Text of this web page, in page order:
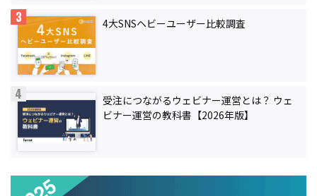
4大SNSヘビーユーザー比較調査
受注につながるウェビナー運営とは？ ウェ
ビナー運営の教科書【2026年版】